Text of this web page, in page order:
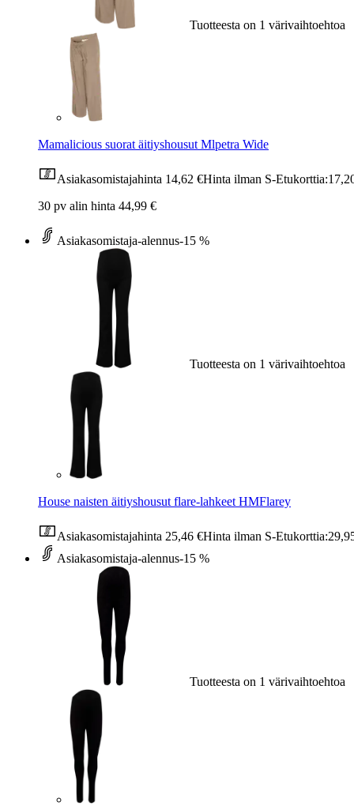
Tuotteesta on 1 värivaihtoehtoa
Mamalicious suorat äitiyshousut Mlpetra Wide
Asiakasomistajahinta 14,62 €Hinta ilman S-Etukorttia:
30 pv alin hinta 44,99 €
Asiakasomistaja-alennus-15 %
Tuotteesta on 1 värivaihtoehtoa
House naisten äitiyshousut flare-lahkeet HMFlarey
Asiakasomistajahinta 25,46 €Hinta ilman S-Etukorttia:
Asiakasomistaja-alennus-15 %
Tuotteesta on 1 värivaihtoehtoa